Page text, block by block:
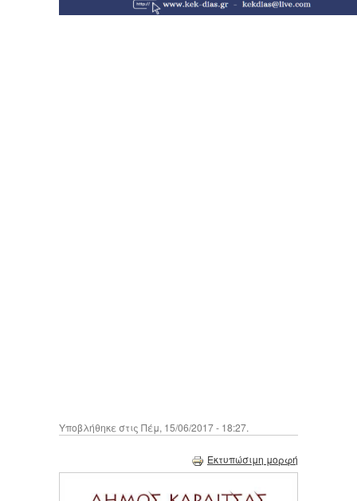
Υποβλήθηκε στις Πέμ, 15/06/2017 - 18:27.
Εκτυπώσιμη μορφή